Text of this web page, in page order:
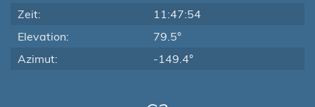
Zeit:
11:47:54
Elevation:
79.5°
Azimut:
-149.4°